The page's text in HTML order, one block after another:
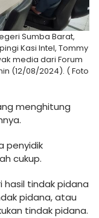
Sumba Barat,
Kasi Intel, Tommy
media dari Forum
(12/08/2024). ( Foto
menghitung
penyidik
cukup.
hasil tindak pidana
pidana, atau
tindak pidana.